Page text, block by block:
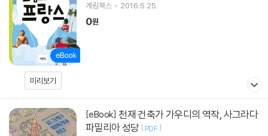
미리보기
계림북스
2016.5.25.
0원
[eBook]
파밀리아 성당 [ PDF ]